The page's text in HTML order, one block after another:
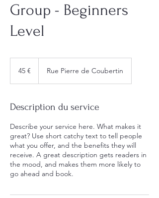
Group - Beginners
Level
45 € Rue Pierre de Coubertin
Description du service
Describe your service here. What makes it
great? Use short catchy text to tell people
what you offer, and the benefits they will
receive. A great description gets readers in
the mood, and makes them more likely to